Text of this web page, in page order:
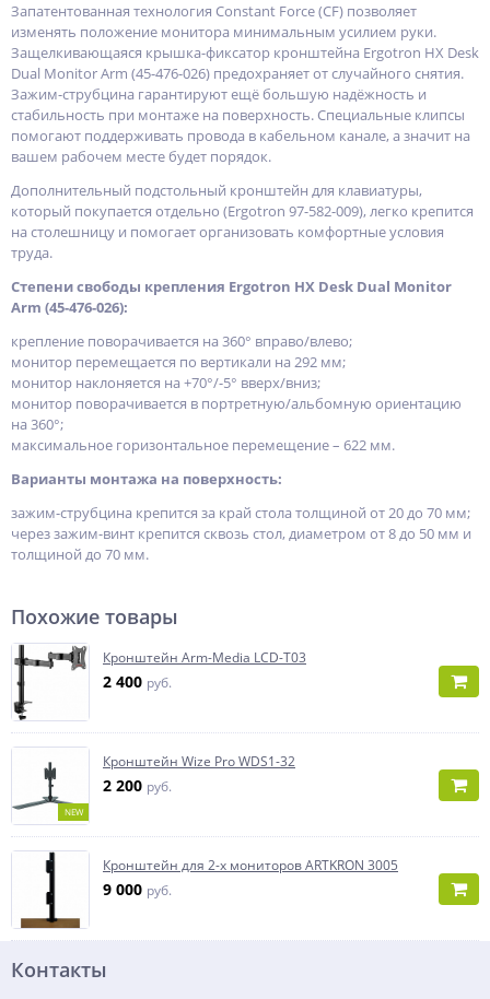
Запатентованная технология Constant Force (CF) позволяет
изменять положение монитора минимальным усилием руки.
Защелкивающаяся крышка-фиксатор кронштейна Ergotron HX Desk
Dual Monitor Arm (45-476-026) предохраняет от случайного снятия.
Зажим-струбцина гарантируют ещё большую надёжность и
стабильность при монтаже на поверхность. Специальные клипсы
помогают поддерживать провода в кабельном канале, а значит на
вашем рабочем месте будет порядок.
Дополнительный подстольный кронштейн для клавиатуры,
который покупается отдельно (Ergotron 97-582-009), легко крепится
на столешницу и помогает организовать комфортные условия
труда.
Степени свободы крепления Ergotron HX Desk Dual Monitor
Arm (45-476-026):
крепление поворачивается на 360° вправо/влево;
монитор перемещается по вертикали на 292 мм;
монитор наклоняется на +70°/-5° вверх/вниз;
монитор поворачивается в портретную/альбомную ориентацию
на 360°;
максимальное горизонтальное перемещение – 622 мм.
Варианты монтажа на поверхность:
зажим-струбцина крепится за край стола толщиной от 20 до 70 мм;
через зажим-винт крепится сквозь стол, диаметром от 8 до 50 мм и
толщиной до 70 мм.
Похожие товары
Кронштейн Arm-Media LCD-T03
2 400 руб.
NEW
Кронштейн Wize Pro WDS1-32
2 200 руб.
Кронштейн для 2-х мониторов ARTKRON 3005
9 000 руб.
Контакты